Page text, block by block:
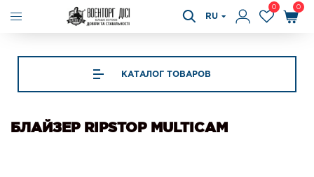
RU
0 0
КАТАЛОГ ТОВАРОВ
БЛАЙЗЕР RIPSTOP MULTICAM